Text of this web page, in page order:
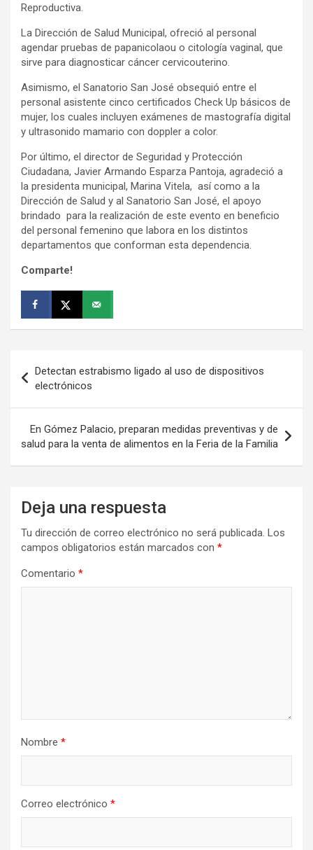
Reproductiva.
La Dirección de Salud Municipal, ofreció al personal
agendar pruebas de papanicolaou o citología vaginal, que
sirve para diagnosticar cáncer cervicouterino.
Asimismo, el Sanatorio San José obsequió entre el
personal asistente cinco certificados Check Up básicos de
mujer, los cuales incluyen exámenes de mastografía digital
y ultrasonido mamario con doppler a color.
Por último, el director de Seguridad y Protección
Ciudadana, Javier Armando Esparza Pantoja, agradeció a
la presidenta municipal, Marina Vitela, así como a la
Dirección de Salud y al Sanatorio San José, el apoyo
brindado para la realización de este evento en beneficio
del personal femenino que labora en los distintos
departamentos que conforman esta dependencia.
Comparte!
de
entradas
Detectan estrabismo ligado al uso de dispositivos
electrónicos
En Gómez Palacio, preparan medidas preventivas y de
salud para la venta de alimentos en la Feria de la Familia
Deja una respuesta
Tu dirección de correo electrónico no será publicada. Los
campos obligatorios están marcados con *
Comentario *
Nombre *
Correo electrónico *